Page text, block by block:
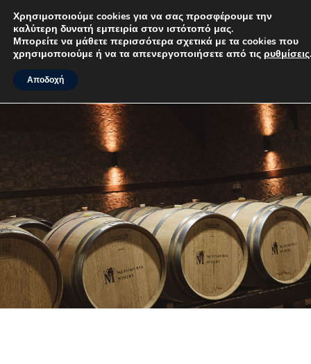
Χρησιμοποιούμε cookies για να σας προσφέρουμε την
καλύτερη δυνατή εμπειρία στον ιστότοπό μας.
Μπορείτε να μάθετε περισσότερα σχετικά με τα cookies που
χρησιμοποιούμε ή να τα απενεργοποιήσετε από τις
ρυθμίσεις.
Αποδοχή